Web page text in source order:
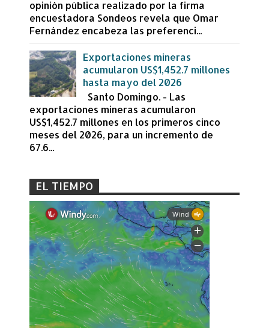
opinión pública realizado por la firma
encuestadora Sondeos revela que Omar
Fernández encabeza las preferenci...
Exportaciones mineras
acumularon US$1,452.7 millones
hasta mayo del 2026
Santo Domingo. - Las
exportaciones mineras acumularon
US$1,452.7 millones en los primeros cinco
meses del 2026, para un incremento de
67.6...
EL TIEMPO